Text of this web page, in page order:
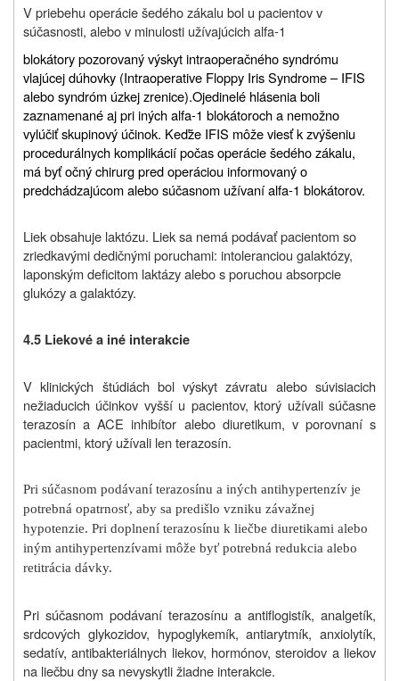
V priebehu operácie šedého zákalu bol u pacientov v
súčasnosti, alebo v minulosti užívajúcich alfa-1
blokátory pozorovaný výskyt intraoperačného syndrómu
vlajúcej dúhovky (Intraoperative Floppy Iris Syndrome – IFIS
alebo syndróm úzkej zrenice).Ojedinelé hlásenia boli
zaznamenané aj pri iných alfa-1 blokátoroch a nemožno
vylúčiť skupinový účinok. Keďže IFIS môže viesť k zvýšeniu
procedurálnych komplikácií počas operácie šedého zákalu,
má byť očný chirurg pred operáciou informovaný o
predchádzajúcom alebo súčasnom užívaní alfa-1 blokátorov.
Liek obsahuje laktózu. Liek sa nemá podávať pacientom so
zriedkavými dedičnými poruchami: intoleranciou galaktózy,
laponským deficitom laktázy alebo s poruchou absorpcie
glukózy a galaktózy.
4.5 Liekové a iné interakcie
V klinických štúdiách bol výskyt závratu alebo súvisiacich
nežiaducich účinkov vyšší u pacientov, ktorý užívali súčasne
terazosín a ACE inhibítor alebo diuretikum, v porovnaní s
pacientmi, ktorý užívali len terazosín.
Pri súčasnom podávaní terazosínu a iných antihypertenzív je
potrebná opatrnosť, aby sa predišlo vzniku závažnej
hypotenzie. Pri doplnení terazosínu k liečbe diuretikami alebo
iným antihypertenzívami môže byť potrebná redukcia alebo
retitrácia dávky.
Pri súčasnom podávaní terazosínu a antiflogistík, analgetík,
srdcových glykozidov, hypoglykemík, antiarytmík, anxiolytík,
sedatív, antibakteriálnych liekov, hormónov, steroidov a liekov
na liečbu dny sa nevyskytli žiadne interakcie.